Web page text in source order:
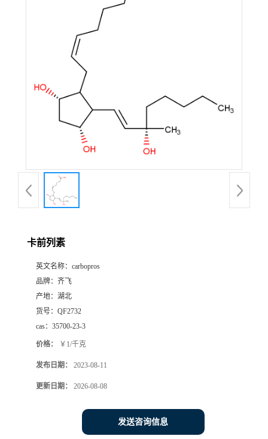
联
卡前列素
英文名称： carbopros
品牌： 齐飞
产地： 湖北
货号： QF2732
cas： 35700-23-3
价格： ￥1/千克
发布日期： 2023-08-11
更新日期： 2026-08-08
发送咨询信息